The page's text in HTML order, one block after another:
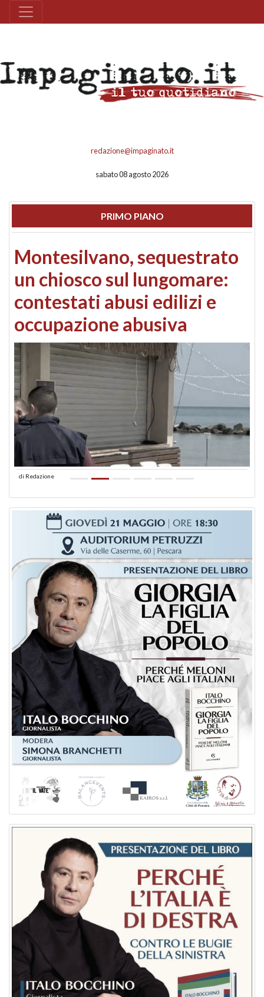
redazione@impaginato.it
sabato 08 agosto 2026
PRIMO PIANO
Montesilvano, sequestrato
un chiosco sul lungomare:
contestati abusi edilizi e
occupazione abusiva
di Redazione